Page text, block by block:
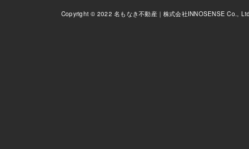
Copyright © 2022 名もなき不動産｜株式会社INNOSENSE Co.,